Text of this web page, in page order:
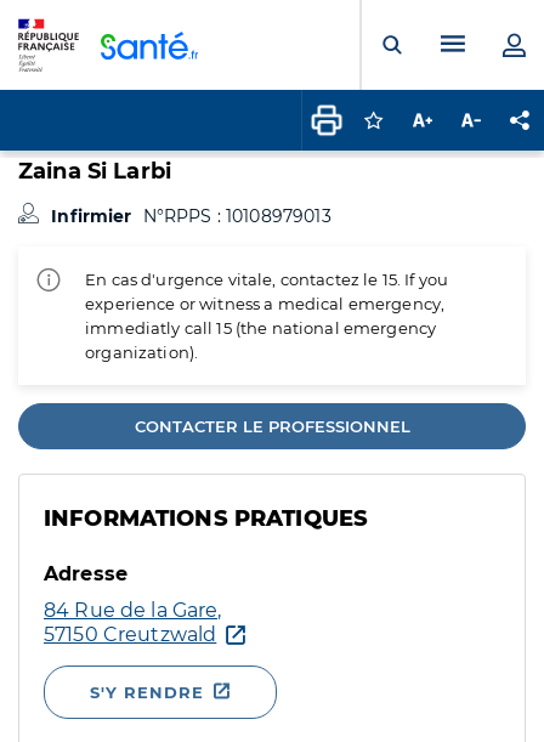
Ouvrir laMenu
Connectez-vous
Augmenter la
Zaina Si Larbi
Infirmier N°RPPS : 10108979013
En cas d'urgence vitale, contactez le 15. If you
experience or witness a medical emergency,
immediatly call 15 (the national emergency
organization).
CONTACTER LE PROFESSIONNEL
INFORMATIONS PRATIQUES
Adresse
84 Rue de la Gare,
57150 Creutzwald
S'Y RENDRE